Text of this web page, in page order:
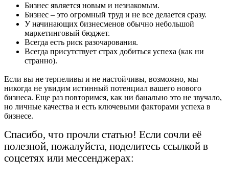
Бизнес является новым и незнакомым.
Бизнес – это огромный труд и не все делается сразу.
У начинающих бизнесменов обычно небольшой
маркетинговый бюджет.
Всегда есть риск разочарования.
Всегда присутствует страх добиться успеха (как ни
странно).
Если вы не терпеливы и не настойчивы, возможно, мы
никогда не увидим истинный потенциал вашего нового
бизнеса. Еще раз повторимся, как ни банально это не звучало,
но личные качества и есть ключевыми факторами успеха в
бизнесе.
Спасибо, что прочли статью! Если сочли её
полезной, пожалуйста, поделитесь ссылкой в
соцсетях или мессенджерах: